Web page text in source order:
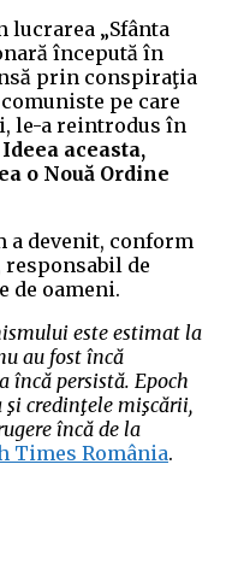
lucrarea „Sfânta
începută în
prin conspiraţia
pe care
le-a reintrodus în
Ideea aceasta,
o Nouă Ordine
a devenit, conform
responsabil de
de oameni.
este estimat la
au fost încă
încă persistă. Epoch
şi credinţele mişcării,
încă de la
Times România.